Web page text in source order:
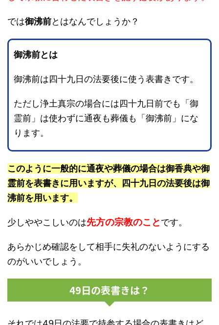
では御沸前とはなんでしょうか？
御沸前とは
御沸前は四十九日の法要後に使う表書きです。
ただし浄土真宗の場合には四十九日前でも「御
霊前」は使わずに通夜も葬儀も「御沸前」にな
ります。
このように一般的に通夜や葬儀の場合は御香典や御
霊前を表書きに用いますが、四十九日の法要後は御
沸前を用います。
少しややこしいのは先方の宗教のことです。
あらかじめ確認をして相手に失礼のないようにする
のがいいでしょう。
49日の表書きは？